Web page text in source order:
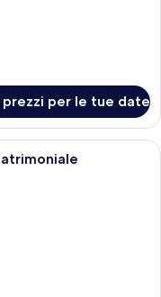
prezzi per le tue date
in piuma, minibar, una